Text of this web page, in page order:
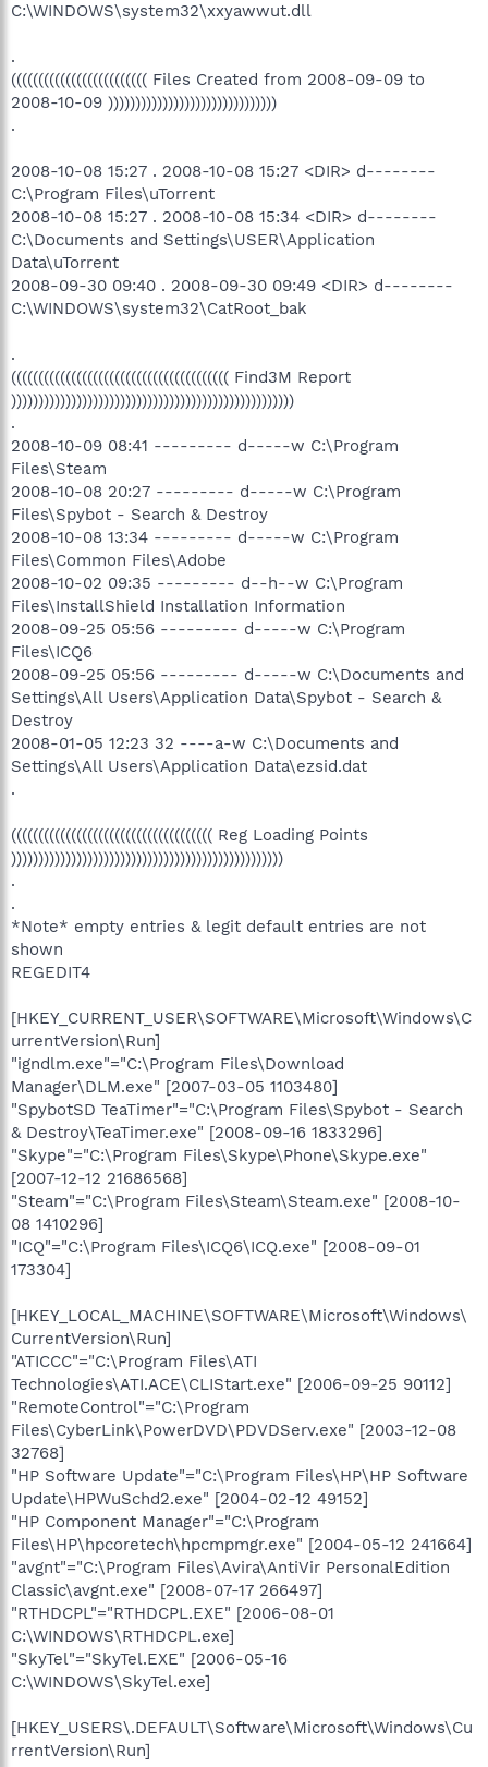
C:\WINDOWS\system32\xxyawwut.dll
.
((((((((((((((((((((((((( Files Created from 2008-09-09 to
2008-10-09 )))))))))))))))))))))))))))))))
.
2008-10-08 15:27 . 2008-10-08 15:27 <DIR> d--------
C:\Program Files\uTorrent
2008-10-08 15:27 . 2008-10-08 15:34 <DIR> d--------
C:\Documents and Settings\USER\Application
Data\uTorrent
2008-09-30 09:40 . 2008-09-30 09:49 <DIR> d--------
C:\WINDOWS\system32\CatRoot_bak
.
(((((((((((((((((((((((((((((((((((((((( Find3M Report
))))))))))))))))))))))))))))))))))))))))))))))))))))
.
2008-10-09 08:41 --------- d-----w C:\Program
Files\Steam
2008-10-08 20:27 --------- d-----w C:\Program
Files\Spybot - Search & Destroy
2008-10-08 13:34 --------- d-----w C:\Program
Files\Common Files\Adobe
2008-10-02 09:35 --------- d--h--w C:\Program
Files\InstallShield Installation Information
2008-09-25 05:56 --------- d-----w C:\Program
Files\ICQ6
2008-09-25 05:56 --------- d-----w C:\Documents and
Settings\All Users\Application Data\Spybot - Search &
Destroy
2008-01-05 12:23 32 ----a-w C:\Documents and
Settings\All Users\Application Data\ezsid.dat
.
((((((((((((((((((((((((((((((((((((( Reg Loading Points
))))))))))))))))))))))))))))))))))))))))))))))))))
.
.
*Note* empty entries & legit default entries are not
shown
REGEDIT4
[HKEY_CURRENT_USER\SOFTWARE\Microsoft\Windows\C
urrentVersion\Run]
"igndlm.exe"="C:\Program Files\Download
Manager\DLM.exe" [2007-03-05 1103480]
"SpybotSD TeaTimer"="C:\Program Files\Spybot - Search
& Destroy\TeaTimer.exe" [2008-09-16 1833296]
"Skype"="C:\Program Files\Skype\Phone\Skype.exe"
[2007-12-12 21686568]
"Steam"="C:\Program Files\Steam\Steam.exe" [2008-10-
08 1410296]
"ICQ"="C:\Program Files\ICQ6\ICQ.exe" [2008-09-01
173304]
[HKEY_LOCAL_MACHINE\SOFTWARE\Microsoft\Windows\
CurrentVersion\Run]
"ATICCC"="C:\Program Files\ATI
Technologies\ATI.ACE\CLIStart.exe" [2006-09-25 90112]
"RemoteControl"="C:\Program
Files\CyberLink\PowerDVD\PDVDServ.exe" [2003-12-08
32768]
"HP Software Update"="C:\Program Files\HP\HP Software
Update\HPWuSchd2.exe" [2004-02-12 49152]
"HP Component Manager"="C:\Program
Files\HP\hpcoretech\hpcmpmgr.exe" [2004-05-12 241664]
"avgnt"="C:\Program Files\Avira\AntiVir PersonalEdition
Classic\avgnt.exe" [2008-07-17 266497]
"RTHDCPL"="RTHDCPL.EXE" [2006-08-01
C:\WINDOWS\RTHDCPL.exe]
"SkyTel"="SkyTel.EXE" [2006-05-16
C:\WINDOWS\SkyTel.exe]
[HKEY_USERS\.DEFAULT\Software\Microsoft\Windows\Cu
rrentVersion\Run]